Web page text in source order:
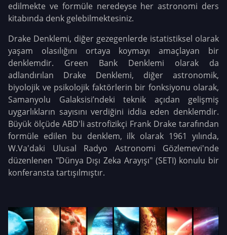
edilmekte ve formüle neredeyse her astronomi ders
kitabında denk gelebilmektesiniz.
Drake Denklemi, diğer gezegenlerde istatistiksel olarak
yaşam olasılığını ortaya koymayı amaçlayan bir
denklemdir. Green Bank Denklemi olarak da
adlandırılan Drake Denklemi, diğer astronomik,
biyolojik ve psikolojik faktörlerin bir fonksiyonu olarak,
Samanyolu Galaksisi’ndeki teknik açıdan gelişmiş
uygarlıkların sayısını verdiğini iddia eden denklemdir.
Büyük ölçüde ABD'li astrofizikçi Frank Drake tarafından
formüle edilen bu denklem, ilk olarak 1961 yılında,
W.Va'daki Ulusal Radyo Astronomi Gözlemevi'nde
düzenlenen "Dünya Dışı Zeka Arayışı" (SETI) konulu bir
konferansta tartışılmıştır.